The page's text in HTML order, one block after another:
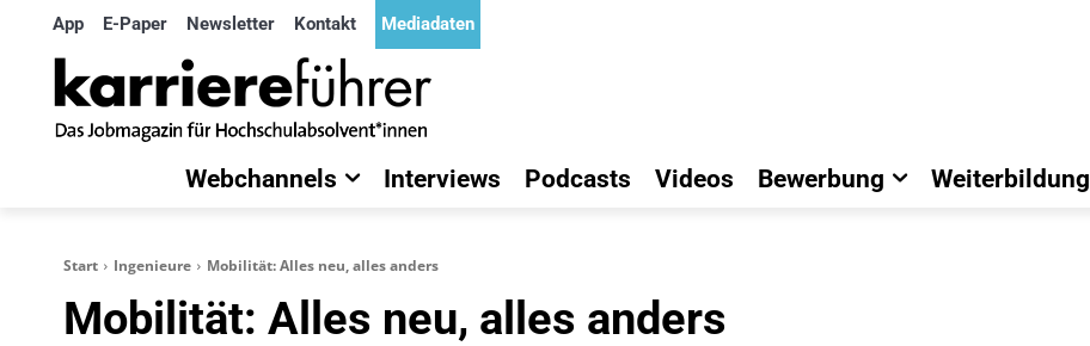
App E-Paper Newsletter Kontakt Mediadaten
Webchannels Interviews Podcasts Videos Bewerbung Weiterbildung
Start Ingenieure Mobilität: Alles neu, alles anders
Mobilität: Alles neu, alles anders